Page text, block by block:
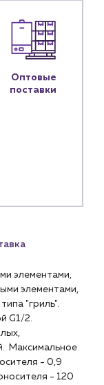
Оптовые
поставки
элементами,
элементами,
"гриль".
G1/2.
Максимальное
- 0,9
- 120